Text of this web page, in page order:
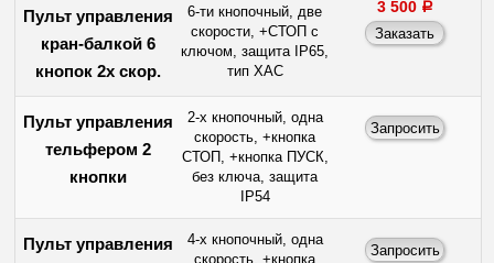
Пульт управления
кран-балкой 6
кнопок 2х скор.
6-ти кнопочный, две
скорости, +СТОП с
ключом, защита IP65,
тип ХАС
3 500 a
Пульт управления
тельфером 2
кнопки
2-х кнопочный, одна
скорость, +кнопка
СТОП, +кнопка ПУСК,
без ключа, защита
IP54
Пульт управления
4-х кнопочный, одна
скорость, +кнопка